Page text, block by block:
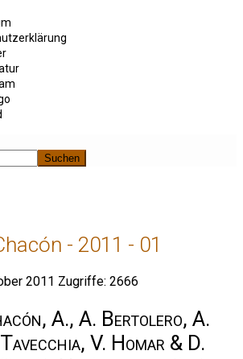
Suchen
- 2011 - 01
2011 Zugriffe: 2666
A., A. Bertolero, A.
V. Homar & D.